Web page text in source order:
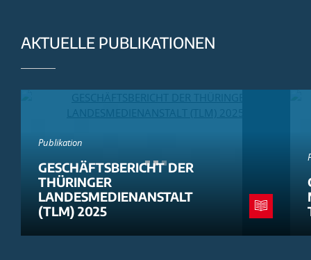
AKTUELLE PUBLIKATIONEN
Publikation
GESCHÄFTSBERICHT DER
THÜRINGER
LANDESMEDIENANSTALT
(TLM) 2025